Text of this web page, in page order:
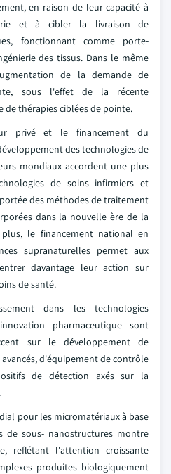
en raison de leur capacité à
et à cibler la livraison de
fonctionnant comme porte-
des tissus. Dans le même
de la demande de
sous l'effet de la récente
thérapies ciblées de pointe.
privé et le financement du
des technologies de
mondiaux accordent une plus
de soins infirmiers et
des méthodes de traitement
dans la nouvelle ère de la
le financement national en
supranaturelles permet aux
davantage leur action sur
de santé.
dans les technologies
pharmaceutique sont
sur le développement de
d'équipement de contrôle
de détection axés sur la
pour les micromatériaux à base
de sous- nanostructures montre
reflétant l'attention croissante
produites biologiquement